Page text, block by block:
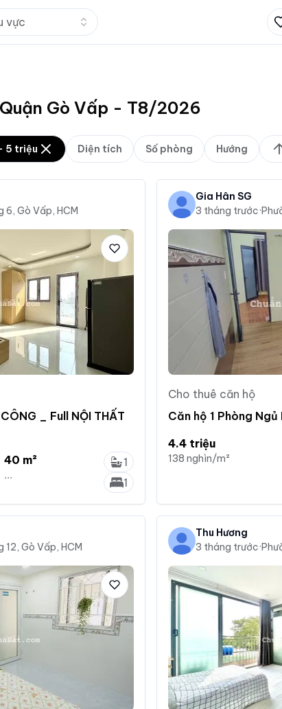
vực Nhấn để mở danh sách các khu
Gò Vấp - T8/2026
5 triệu Diện tích Số phòng Hướng
6, Gò Vấp, HCM
_ Full NỘI THẤT
40 m²
...
1
1
Gia Hân SG
3 tháng trước·
Cho thuê căn hộ
Căn hộ 1
4.4 triệu
138 nghìn/m²
12, Gò Vấp, HCM
Thu Hương
3 tháng trước·